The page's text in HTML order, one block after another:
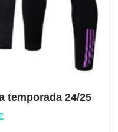
temporada 24/25